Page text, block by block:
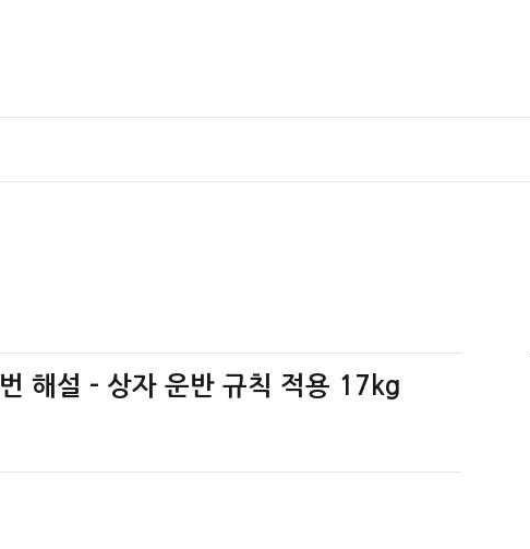
해설 – 상자 운반 규칙 적용 17kg